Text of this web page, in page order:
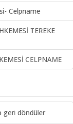
Celpname
TEREKE
CELPNAME
geri döndüler